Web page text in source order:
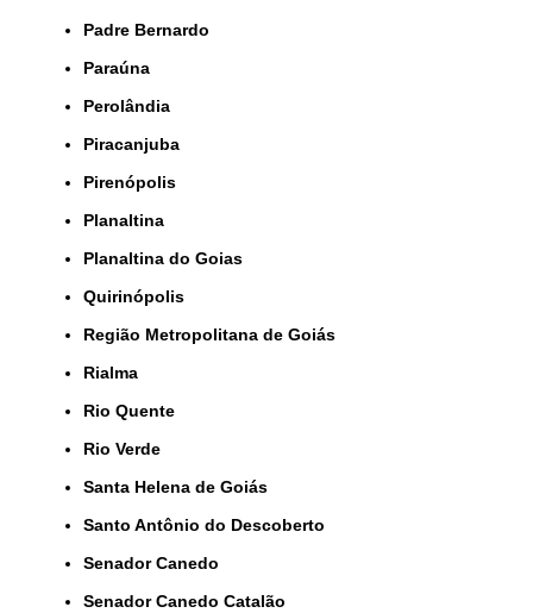
Padre Bernardo
Paraúna
Perolândia
Piracanjuba
Pirenópolis
Planaltina
Planaltina do Goias
Quirinópolis
Região Metropolitana de Goiás
Rialma
Rio Quente
Rio Verde
Santa Helena de Goiás
Santo Antônio do Descoberto
Senador Canedo
Senador Canedo Catalão